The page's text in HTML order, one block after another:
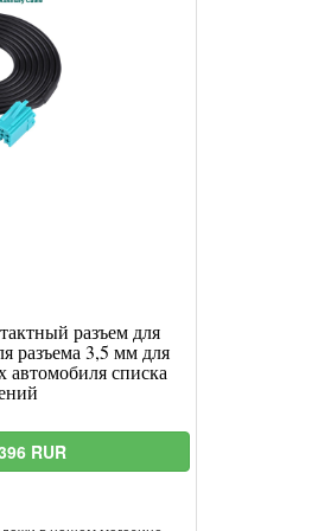
разъем для
разъема 3,5 мм для
списка
RUR